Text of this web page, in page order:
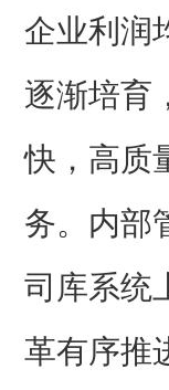
企业利润
逐渐培育
快，高质
务。内部
司库系统
革有序推